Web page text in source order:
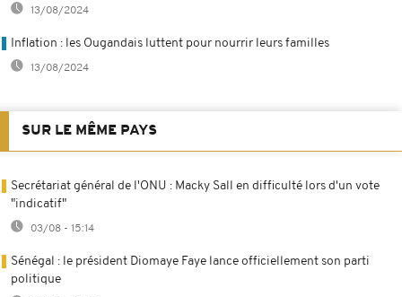
13/08/2024
Inflation : les Ougandais luttent pour nourrir leurs familles
13/08/2024
SUR LE MÊME PAYS
Secrétariat général de l'ONU : Macky Sall en difficulté lors d'un vote
"indicatif"
03/08 - 15:14
Sénégal : le président Diomaye Faye lance officiellement son parti
politique